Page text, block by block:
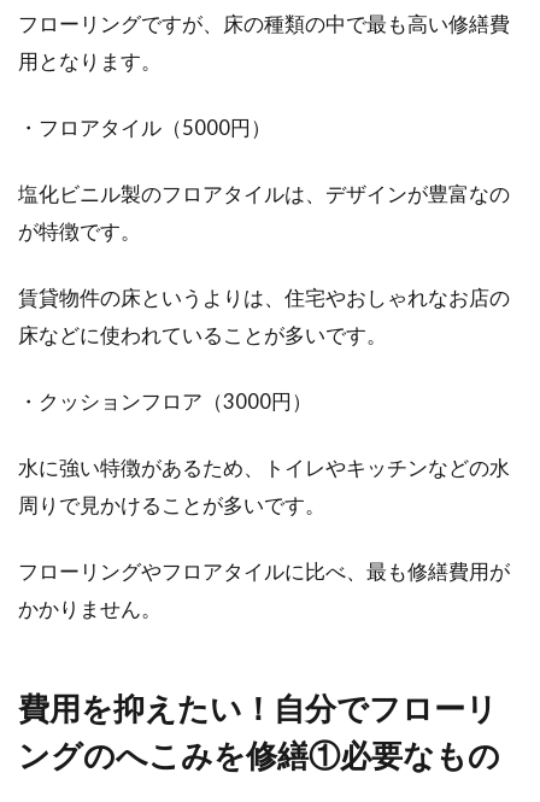
フローリングですが、床の種類の中で最も高い修繕費
用となります。
・フロアタイル（5000円）
塩化ビニル製のフロアタイルは、デザインが豊富なの
が特徴です。
賃貸物件の床というよりは、住宅やおしゃれなお店の
床などに使われていることが多いです。
・クッションフロア（3000円）
水に強い特徴があるため、トイレやキッチンなどの水
周りで見かけることが多いです。
フローリングやフロアタイルに比べ、最も修繕費用が
かかりません。
費用を抑えたい！自分でフローリ
ングのへこみを修繕①必要なもの